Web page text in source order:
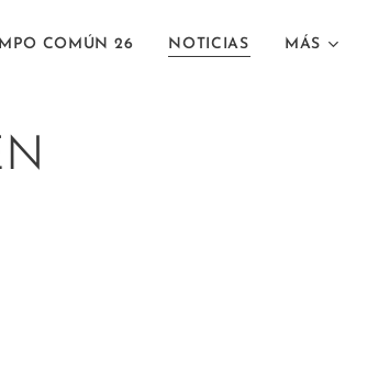
COMÚN 26 NOTICIAS MÁS